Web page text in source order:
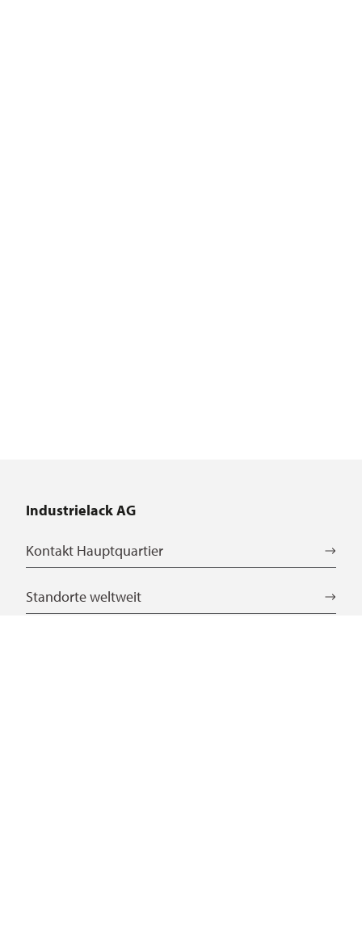
Industrielack AG
Kontakt Hauptquartier
Standorte weltweit